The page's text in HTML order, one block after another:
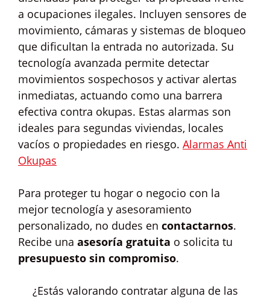
a ocupaciones ilegales. Incluyen sensores de
movimiento, cámaras y sistemas de bloqueo
que dificultan la entrada no autorizada. Su
tecnología avanzada permite detectar
movimientos sospechosos y activar alertas
inmediatas, actuando como una barrera
efectiva contra okupas. Estas alarmas son
ideales para segundas viviendas, locales
vacíos o propiedades en riesgo. Alarmas Anti
Okupas
Para proteger tu hogar o negocio con la
mejor tecnología y asesoramiento
personalizado, no dudes en contactarnos.
Recibe una asesoría gratuita o solicita tu
presupuesto sin compromiso.
¿Estás valorando contratar alguna de las